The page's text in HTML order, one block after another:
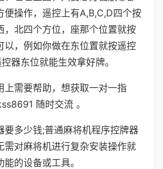
便操作，遥控上有A,B,C,D四个按
，北四个方位，座那个位置就按
以，例如你做在东位置就按遥控
器东位就能生效拿好牌。
上需要帮助，想获取一对一指
随时交流 。
要多少钱;普通麻将机程序控牌器
需对麻将机进行复杂安装操作就
的设备或工具。